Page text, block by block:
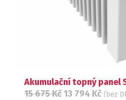
Akumulační topný panel
15 675Kč 13 794 Kč (bez